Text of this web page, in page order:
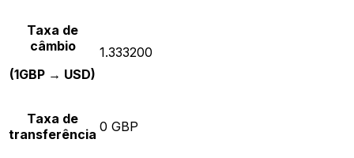
Taxa de
câmbio
(1GBP → USD)
1.333200
Taxa de
transferência 0 GBP